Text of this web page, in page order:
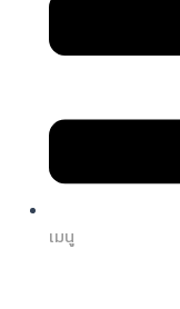
เมนู